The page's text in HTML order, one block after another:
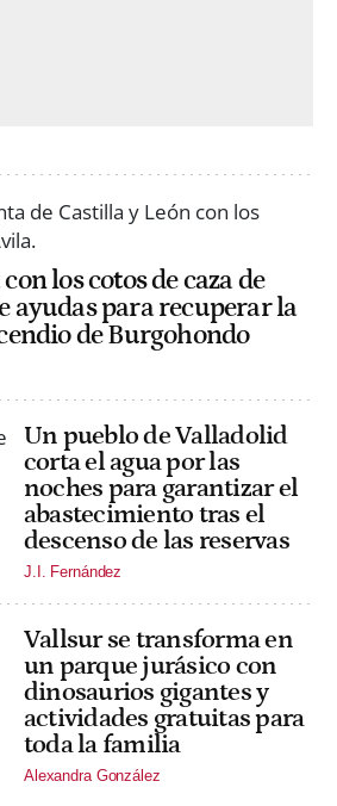
los cotos de caza de
ayudas para recuperar la
de Burgohondo
Un pueblo de Valladolid
corta el agua por las
noches para garantizar el
abastecimiento tras el
descenso de las reservas
J.I. Fernández
Vallsur se transforma en
un parque jurásico con
dinosaurios gigantes y
actividades gratuitas para
toda la familia
Alexandra González